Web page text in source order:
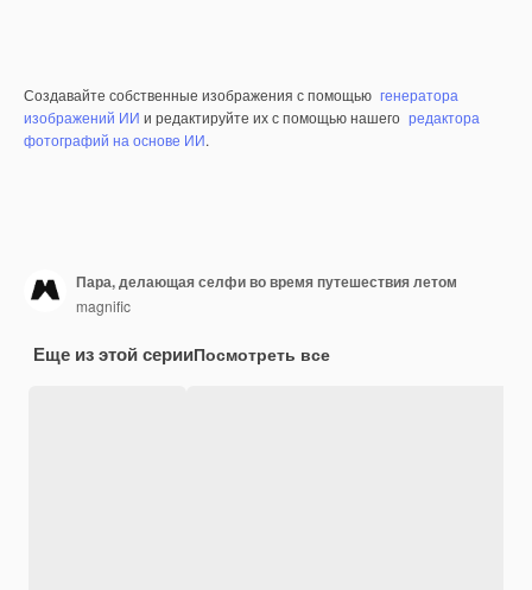
Создавайте собственные изображения с помощью генератора
изображений ИИ и редактируйте их с помощью нашего редактора
фотографий на основе ИИ.
Пара, делающая селфи во время путешествия летом
magnific
Еще из этой серииПосмотреть все